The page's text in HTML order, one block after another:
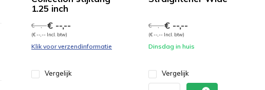
1.25 inch
€ --,--€ --,--
(€ --,-- Incl. btw)
Klik voor verzendinformatie
Vergelijk
€ --,--€ --,--
(€ --,-- Incl. btw)
Dinsdag in huis
Vergelijk